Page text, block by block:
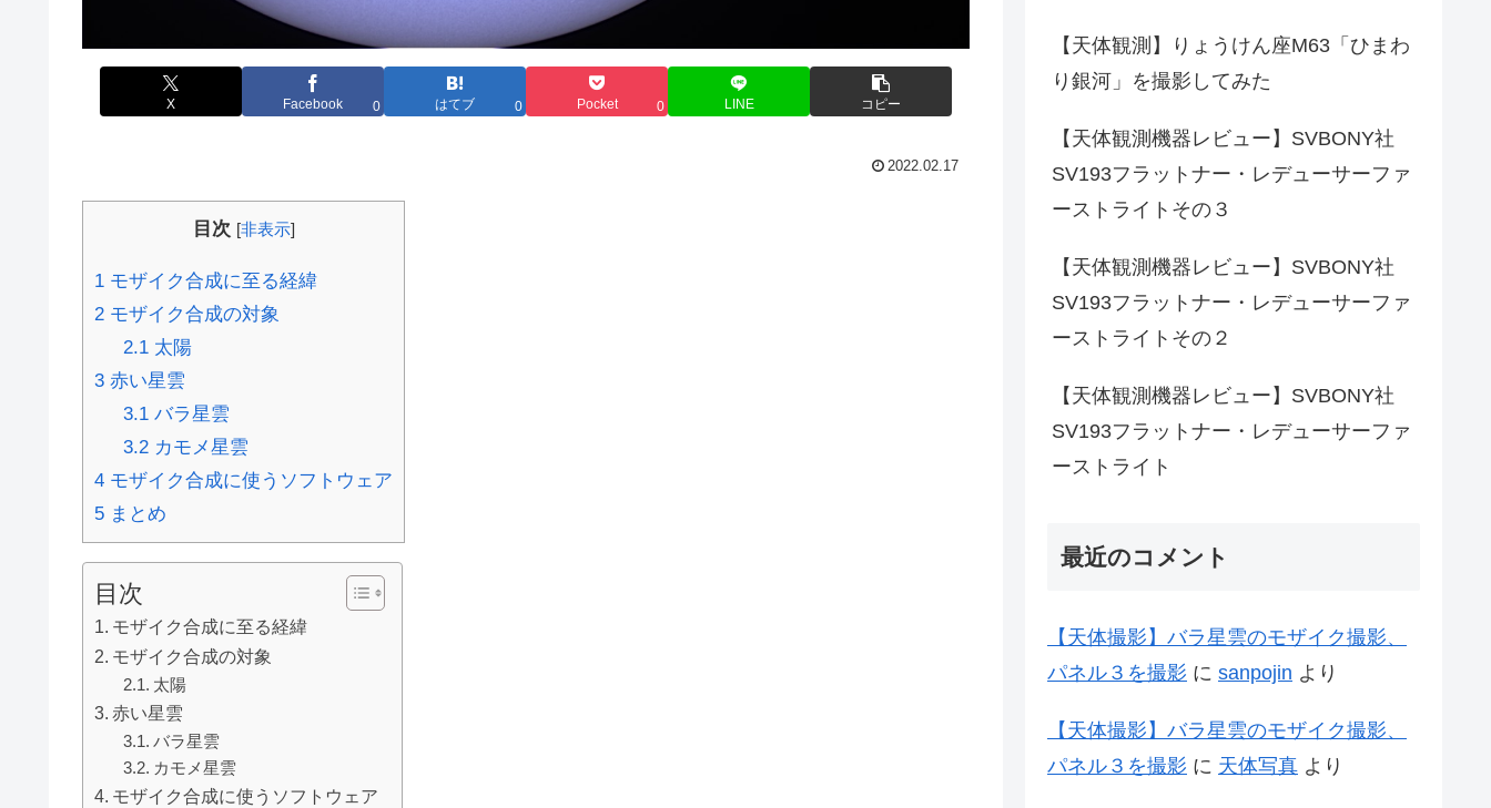
X Facebook 0 はてブ 0 Pocket 0 LINE コピー
2022.02.17
目次 [非表示]
1 モザイク合成に至る経緯
2 モザイク合成の対象
2.1太陽
3 赤い星雲
3.1バラ星雲
3.2カモメ星雲
4 モザイク合成に使うソフトウェア
5 まとめ
目次
モザイク合成に至る経緯
モザイク合成の対象
太陽
赤い星雲
バラ星雲
カモメ星雲
モザイク合成に使うソフトウェア
【天体観測】りょうけん座M63「ひまわ
り銀河」を撮影してみた
【天体観測機器レビュー】SVBONY社
SV193フラットナー・レデューサーファ
ーストライトその３
【天体観測機器レビュー】SVBONY社
SV193フラットナー・レデューサーファ
ーストライトその２
【天体観測機器レビュー】SVBONY社
SV193フラットナー・レデューサーファ
ーストライト
最近のコメント
【天体撮影】バラ星雲のモザイク撮影、
パネル３を撮影 に sanpojin より
【天体撮影】バラ星雲のモザイク撮影、
パネル３を撮影 に 天体写真 より